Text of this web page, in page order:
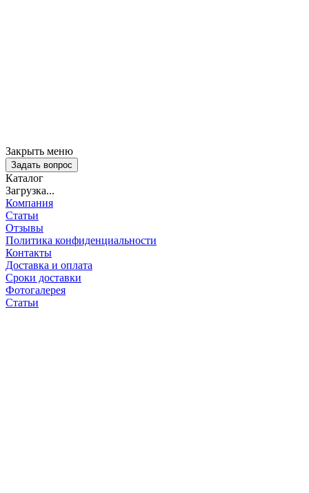
Закрыть меню
Задать вопрос
Каталог
Загрузка...
Компания
Статьи
Отзывы
Политика конфиденциальности
Контакты
Доставка и оплата
Сроки доставки
Фотогалерея
Статьи